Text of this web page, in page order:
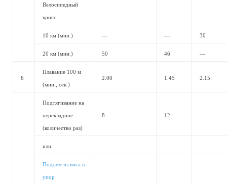
Велосипедный
кросс
10 км (мин.) — — 30
20 км (мин.) 50 46 —
6
Плавание 100 м
(мин., сек.)
2.00 1.45 2.15
Подтягивание на
перекладине
(количество раз)
8 12 —
или
Подъем из виса в
упор